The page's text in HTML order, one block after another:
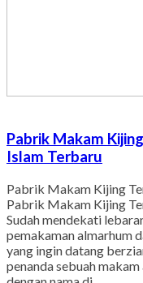
Pabrik Makam
Islam Terbaru
Pabrik Makam Kijing
Pabrik Makam Kijing
Sudah mendekati
pemakaman almarhum
yang ingin datang
penanda sebuah